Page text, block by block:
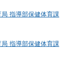
局 指導部保健体育課
局 指導部保健体育課